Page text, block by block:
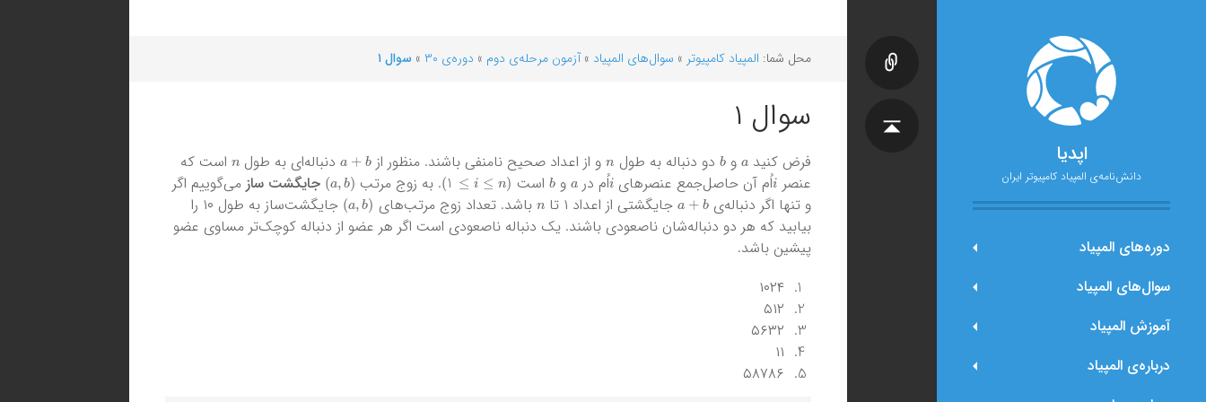
اپدیا
دانش‌نامه‌ی المپیاد کامپیوتر ایران
دوره‌های المپیاد
سوال‌های المپیاد
آموزش المپیاد
درباره‌ی المپیاد
محل شما: المپیاد کامپیوتر » سوال‌های المپیاد »آزمون مرحله‌ی دوم » دوره‌ی ۳۰ » سوال ۱
سوال ۱
فرض کنید وb دو دنباله به طول و از اعداد صحیح نامنفی باشند. منظور از +b دنباله‌ای به طول
است که
عنصر i‌اُم آن حاصل‌جمع عنصرهای iاُم درaوb است (
1
≤
i≤n
). به زوج مرتب (
a ,b
) جایگشت ساز می‌گوییم اگر
و تنها اگر دنباله‌ی
a+b جایگشتی از اعداد ۱ تا nباشد. تعداد زوج مرتب‌های (
a b
)
جایگشت‌ساز به طول ۱۰ را
بیابید که هر دو دنباله‌شان ناصعودی باشند. یک دنباله ناصعودی است اگر هر عضو از دنباله کوچک‌تر مساوی عضو
پیشین باشد.
۱۰۲۴
۵۱۲
۵۶۳۲
۱۱
۵۸۷۸۶